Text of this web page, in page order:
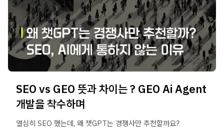
SEO vs GEO 뜻과 차이는 ? GEO Ai Agent
개발을 착수하며
열심히 SEO 했는데, 왜 챗GPT는 경쟁사만 추천할까요?